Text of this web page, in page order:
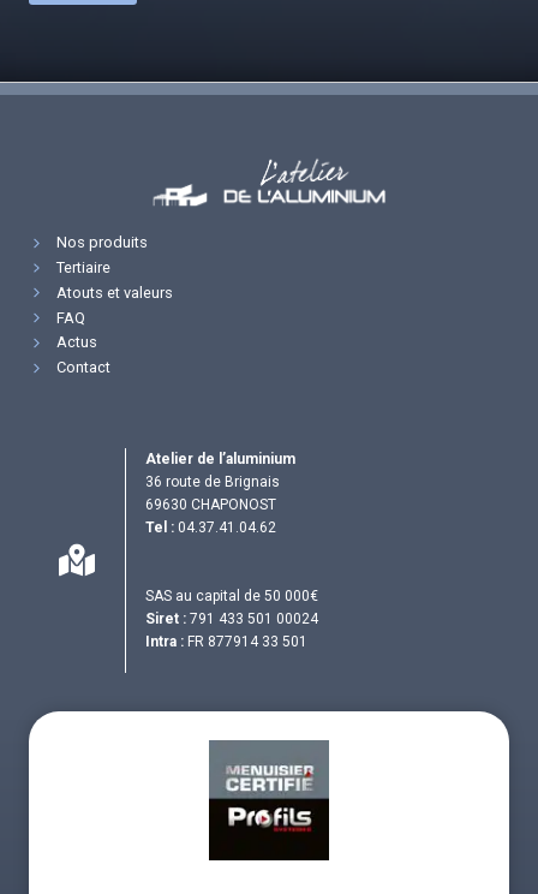
Nos produits
Tertiaire
Atouts et valeurs
FAQ
Actus
Contact
Atelier de l’aluminium
36 route de Brignais
69630 CHAPONOST
Tel : 04.37.41.04.62
SAS au capital de 50 000€
Siret : 791 433 501 00024
Intra : FR 877914 33 501